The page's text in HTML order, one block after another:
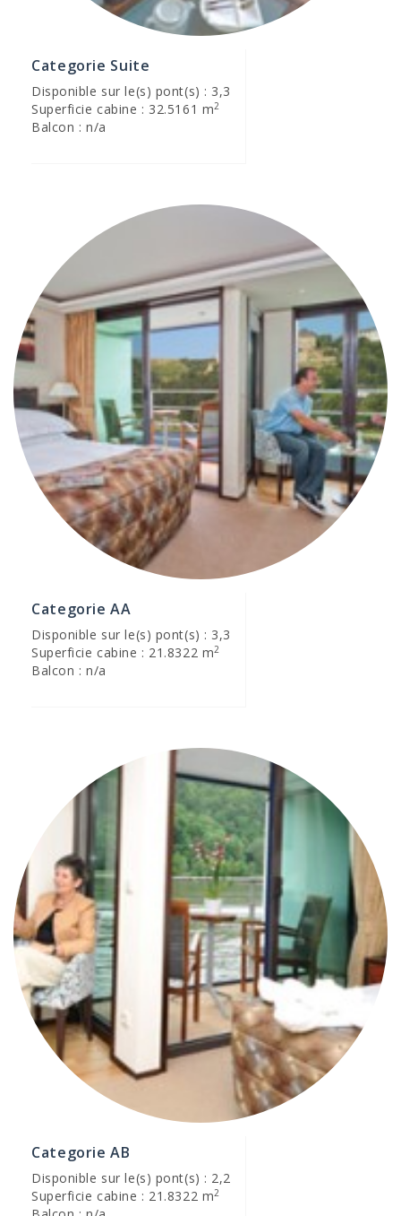
Categorie Suite
Disponible sur le(s) pont(s) : 3,3
Superficie cabine : 32.5161 m2
Balcon : n/a
Categorie AA
Disponible sur le(s) pont(s) : 3,3
Superficie cabine : 21.8322 m2
Balcon : n/a
Categorie AB
Disponible sur le(s) pont(s) : 2,2
Superficie cabine : 21.8322 m2